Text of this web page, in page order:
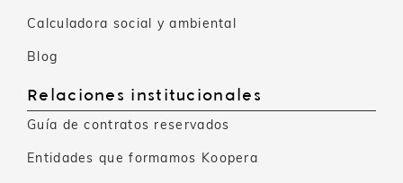
Calculadora social y ambiental
Blog
Relaciones institucionales
Guía de contratos reservados
Entidades que formamos Koopera